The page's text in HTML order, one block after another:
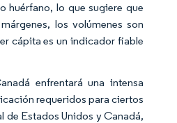
huérfano, lo que sugiere que
los volúmenes son
cápita es un indicador fiable
enfrentará una intensa
requeridos para ciertos
Estados Unidos y Canadá,